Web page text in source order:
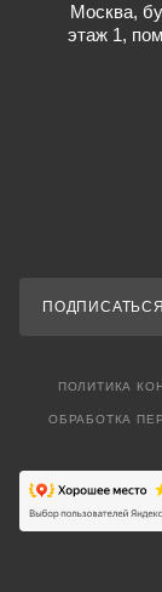
Москва,
этаж 1,
ПОЛИТИКА
ОБРАБОТКА